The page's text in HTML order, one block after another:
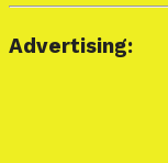
Advertising: